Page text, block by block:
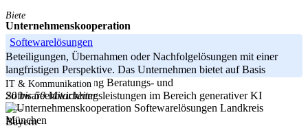
Biete
Unternehmenskooperation
Softewarelösungen
Beteiligungen, Übernahmen oder Nachfolgelösungen mit einer
langfristigen Perspektive. Das Unternehmen bietet auf Basis
langjähriger Erfahrung Beratungs- und
Softwareentwicklungsleistungen im Bereich generativer KI
-----
Bayern
IT & Kommunikation
20 bis 50 Mitarbeiter
Landkreis
München